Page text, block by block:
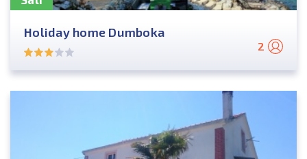
Holiday home Dumboka
2